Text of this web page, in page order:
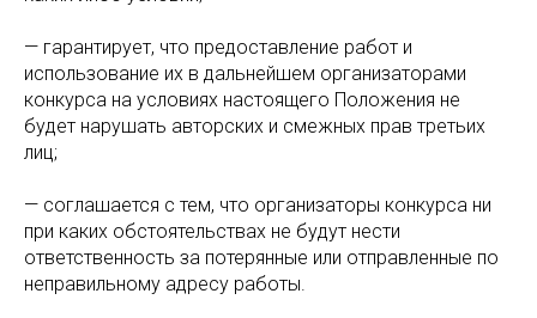
— гарантирует, что предоставление работ и
использование их в дальнейшем организаторами
конкурса на условиях настоящего Положения не
будет нарушать авторских и смежных прав третьих
лиц;
— соглашается с тем, что организаторы конкурса ни
при каких обстоятельствах не будут нести
ответственность за потерянные или отправленные по
неправильному адресу работы.